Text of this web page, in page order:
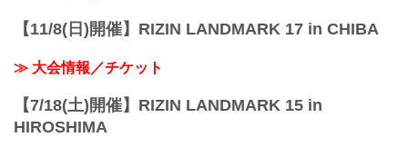
【11/8(日)開催】RIZIN LANDMARK 17 in CHIBA
≫ 大会情報／チケット
【7/18(土)開催】RIZIN LANDMARK 15 in
HIROSHIMA